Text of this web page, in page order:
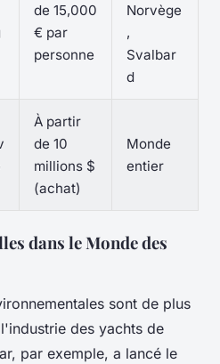
de 15,000
€ par
personne
Norvège
,
Svalbar
d
À partir
de 10
millions $
(achat)
Monde
entier
dans le Monde des
sont de plus
des yachts de
par exemple, a lancé le